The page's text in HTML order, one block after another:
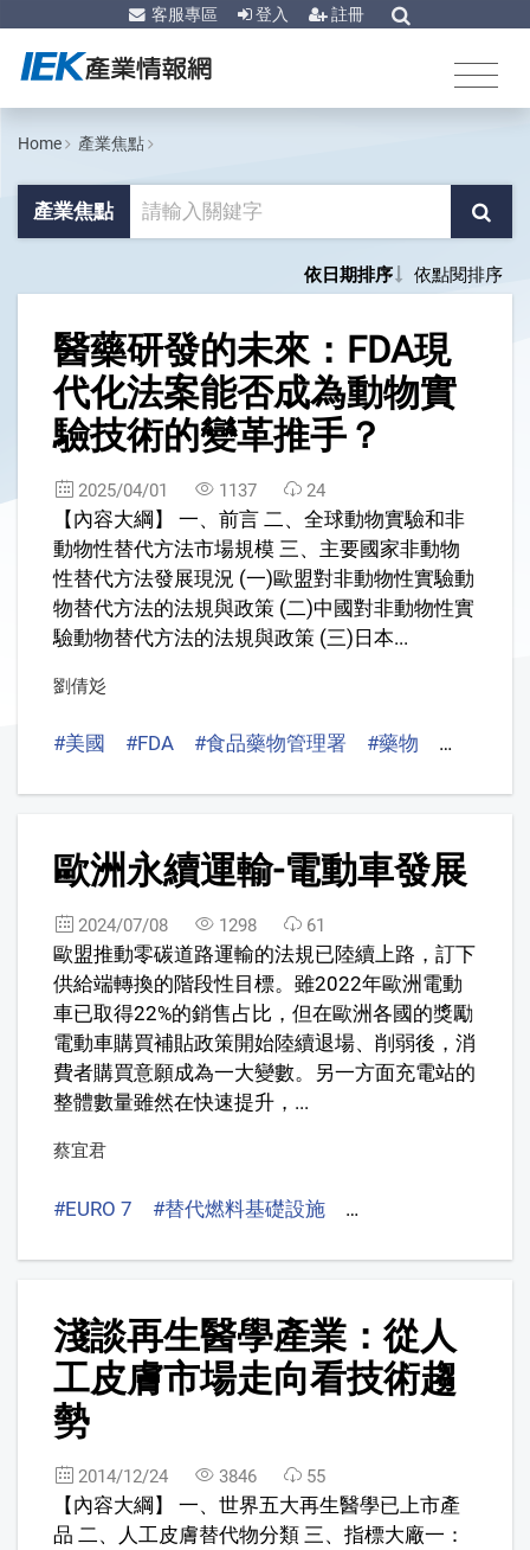
客服專區 登入 註冊
Home 產業焦點
產業焦點
依日期排序 依點閱排序
醫藥研發的未來：FDA現
代化法案能否成為動物實
驗技術的變革推手？
2025/04/01 1137 24
【內容大綱】 一、前言 二、全球動物實驗和非
動物性替代方法市場規模 三、主要國家非動物
性替代方法發展現況 (一)歐盟對非動物性實驗動
物替代方法的法規與政策 (二)中國對非動物性實
驗動物替代方法的法規與政策 (三)日本...
劉倩彣
#美國 #FDA #食品藥物管理署 #藥物 #新藥開發
歐洲永續運輸-電動車發展
2024/07/08 1298 61
歐盟推動零碳道路運輸的法規已陸續上路，訂下
供給端轉換的階段性目標。雖2022年歐洲電動
車已取得22%的銷售占比，但在歐洲各國的獎勵
電動車購買補貼政策開始陸續退場、削弱後，消
費者購買意願成為一大變數。另一方面充電站的
整體數量雖然在快速提升，...
蔡宜君
#EURO 7 #替代燃料基礎設施 #Deployment of
淺談再生醫學產業：從人
工皮膚市場走向看技術趨
勢
2014/12/24 3846 55
【內容大綱】 一、世界五大再生醫學已上市產
品 二、人工皮膚替代物分類 三、指標大廠一：